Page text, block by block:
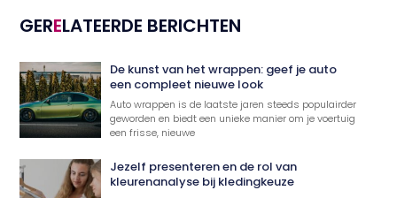
GERELATEERDE BERICHTEN
De kunst van het wrappen: geef je auto
een compleet nieuwe look
Auto wrappen is de laatste jaren steeds populairder
geworden en biedt een unieke manier om je voertuig
een frisse, nieuwe
Jezelf presenteren en de rol van
kleurenanalyse bij kledingkeuze